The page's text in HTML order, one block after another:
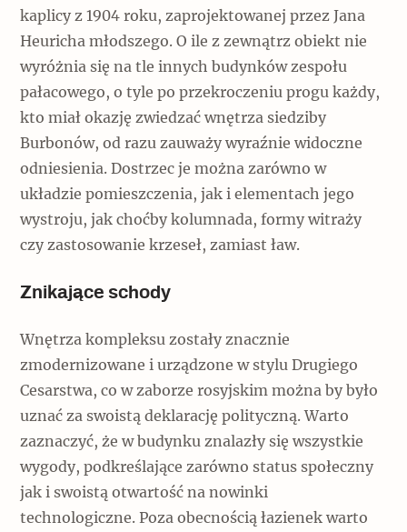
kaplicy z 1904 roku, zaprojektowanej przez Jana
Heuricha młodszego. O ile z zewnątrz obiekt nie
wyróżnia się na tle innych budynków zespołu
pałacowego, o tyle po przekroczeniu progu każdy,
kto miał okazję zwiedzać wnętrza siedziby
Burbonów, od razu zauważy wyraźnie widoczne
odniesienia. Dostrzec je można zarówno w
układzie pomieszczenia, jak i elementach jego
wystroju, jak choćby kolumnada, formy witraży
czy zastosowanie krzeseł, zamiast ław.
Znikające schody
Wnętrza kompleksu zostały znacznie
zmodernizowane i urządzone w stylu Drugiego
Cesarstwa, co w zaborze rosyjskim można by było
uznać za swoistą deklarację polityczną. Warto
zaznaczyć, że w budynku znalazły się wszystkie
wygody, podkreślające zarówno status społeczny
jak i swoistą otwartość na nowinki
technologiczne. Poza obecnością łazienek warto